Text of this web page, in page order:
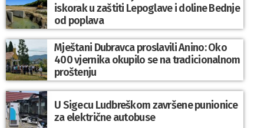
iskorak u zaštiti Lepoglave i doline Bednje
od poplava
Mještani Dubravca proslavili Anino: Oko
400 vjernika okupilo se na tradicionalnom
proštenju
U Sigecu Ludbreškom završene punionice
za električne autobuse